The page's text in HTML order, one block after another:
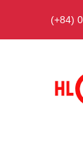
nội
(+84)